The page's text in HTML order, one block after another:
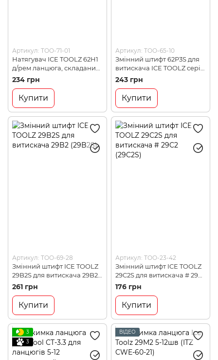
Артикул: TOO-71-01
Натягувач ICE TOOLZ 62H1
д/рем ланцюга, складаний
(62H1)
234 грн
Купити
Артикул: TOO-65-10
Змінний штифт 62P3S для
витискача ICE TOOLZ серії
# 62xx (62P3S)
243 грн
Купити
Артикул: TOO-69-28
Змінний штифт ICE TOOLZ
29B2S для витискача 29B2
(29B2S)
261 грн
Купити
Артикул: TOO-23-42
Змінний штифт ICE TOOLZ
29C2S для витискача # 29C2
(29C2S)
176 грн
Купити
3
3
ВІДЕО